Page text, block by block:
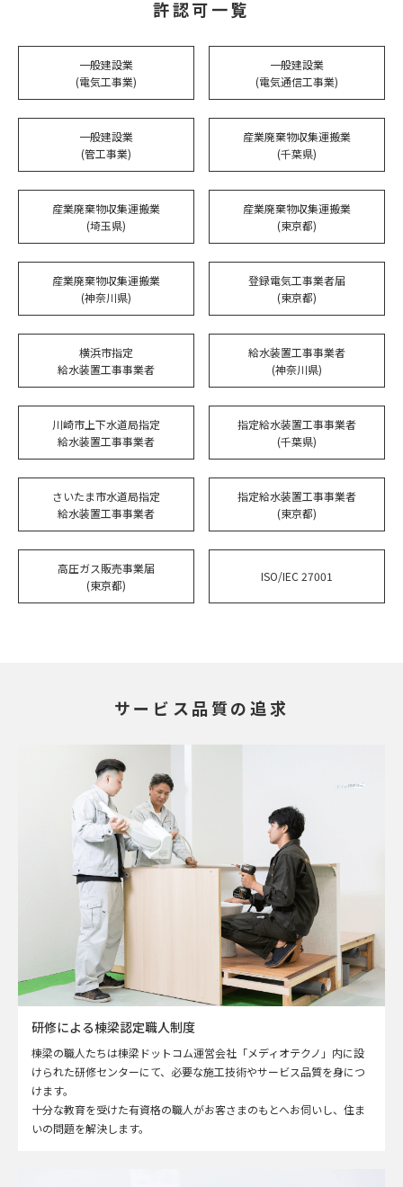
許認可一覧
一般建設業
(電気工事業)
一般建設業
(電気通信工事業)
一般建設業
(管工事業)
産業廃棄物収集運搬業
(千葉県)
産業廃棄物収集運搬業
(埼玉県)
産業廃棄物収集運搬業
(東京都)
産業廃棄物収集運搬業
(神奈川県)
登録電気工事業者届
(東京都)
横浜市指定
給水装置工事事業者
給水装置工事事業者
(神奈川県)
川崎市上下水道局指定
給水装置工事事業者
指定給水装置工事事業者
(千葉県)
さいたま市水道局指定
給水装置工事事業者
指定給水装置工事事業者
(東京都)
高圧ガス販売事業届
(東京都)
ISO/IEC 27001
サービス品質の追求
研修による棟梁認定職人制度
棟梁の職人たちは棟梁ドットコム運営会社「メディオテクノ」内に設
けられた研修センターにて、必要な施工技術やサービス品質を身につ
けます。
十分な教育を受けた有資格の職人がお客さまのもとへお伺いし、住ま
いの問題を解決します。